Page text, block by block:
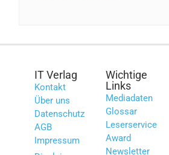
IT Verlag
Kontakt
Über uns
Datenschutz
AGB
Impressum
Wichtige
Links
Mediadaten
Glossar
Leserservice
Award
Newsletter